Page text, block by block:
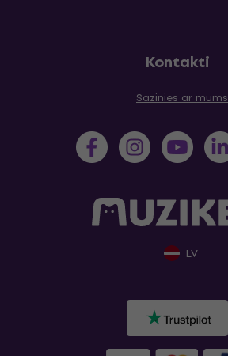
Kontakti
Sazinies ar mums
LV